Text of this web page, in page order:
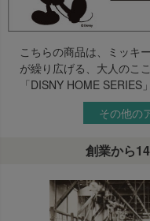
こちらの商品は、ミッキ
が繰り広げる、大人のこ
「DISNY HOME SERIES
その他の
創業から